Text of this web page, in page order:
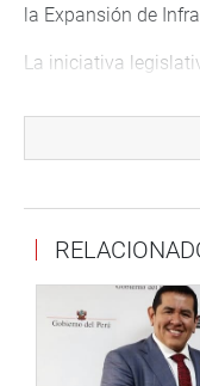
la Expansión de
La iniciativa
internet con la
infraestructura de
cual las operadoras
de determinadas
por compromisos
de servicios
prestación de